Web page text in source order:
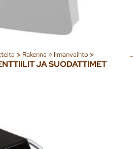
‪» Rakenna ‪» Ilmanvaihto‪»
JA SUODATTIMET